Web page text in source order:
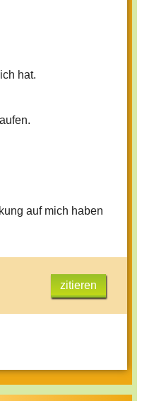
hat.
auf mich haben
zitieren